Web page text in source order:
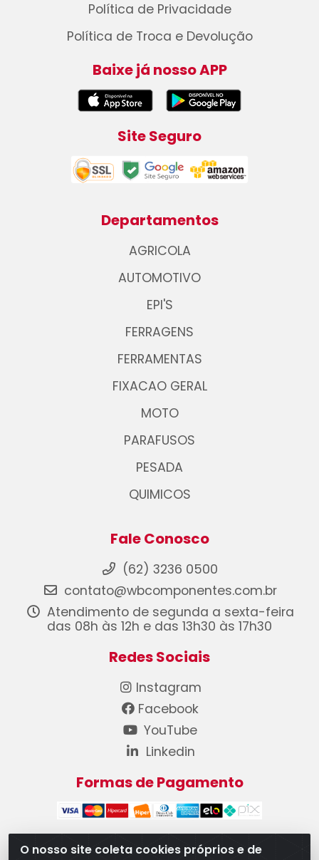
O nosso site coleta cookies próprios e de
Política de Privacidade
Política de Troca e Devolução
Baixe já nosso APP
Site Seguro
Departamentos
AGRICOLA
AUTOMOTIVO
EPI'S
FERRAGENS
FERRAMENTAS
FIXACAO GERAL
MOTO
PARAFUSOS
PESADA
QUIMICOS
Fale Conosco
(62) 3236 0500
contato@wbcomponentes.com.br
Atendimento de segunda a sexta-feira
das 08h às 12h e das 13h30 às 17h30
Redes Sociais
Instagram
Facebook
YouTube
Linkedin
Formas de Pagamento